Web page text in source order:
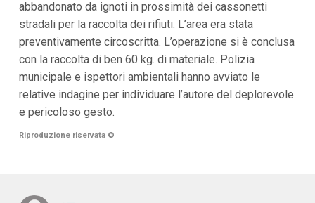
e
V
i
i
f
o
n
o
abbandonato da ignoti in prossimità dei cassonetti
stradali per la raccolta dei rifiuti. L’area era stata
preventivamente circoscritta. L’operazione si è conclusa
con la raccolta di ben 60 kg. di materiale. Polizia
municipale e ispettori ambientali hanno avviato le
relative indagine per individuare l’autore del deplorevole
e pericoloso gesto.
Riproduzione riservata ©